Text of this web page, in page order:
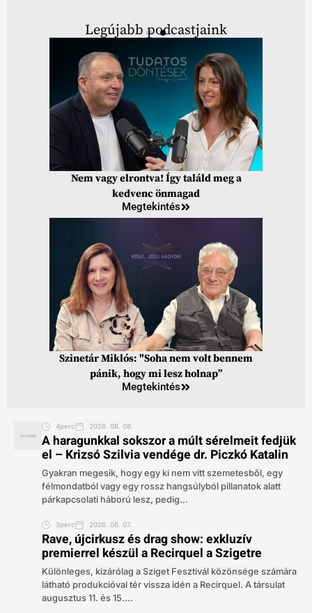
Legújabb podcastjaink
Nem vagy elrontva! Így találd meg a
kedvenc önmagad
Megtekintés
Szinetár Miklós: "Soha nem volt bennem
pánik, hogy mi lesz holnap”
Megtekintés
4perc 2026. 08. 08.
A haragunkkal sokszor a múlt sérelmeit fedjük
el – Krizsó Szilvia vendége dr. Piczkó Katalin
Gyakran megesik, hogy egy ki nem vitt szemetesből, egy
félmondatból vagy egy rossz hangsúlyból pillanatok alatt
párkapcsolati háború lesz, pedig...
3perc 2026. 08. 07.
Rave, újcirkusz és drag show: exkluzív
premierrel készül a Recirquel a Szigetre
Különleges, kizárólag a Sziget Fesztivál közönsége számára
látható produkcióval tér vissza idén a Recirquel. A társulat
augusztus 11. és 15....